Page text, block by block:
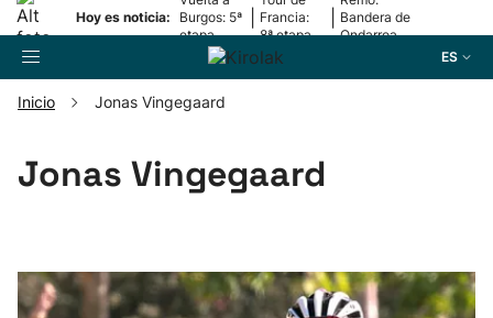
Hoy es noticia:
Burgos: 5ª
etapa
Francia:
8ª etapa
Bandera de
Ondarroa
ES
Pelota
Inicio Jonas Vingegaard
Jonas Vingegaard